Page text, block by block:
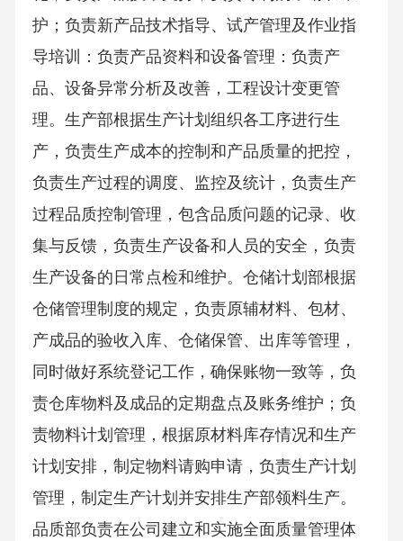
护；负责新产品技术指导、试产管理及作业指
导培训：负责产品资料和设备管理：负责产
品、设备异常分析及改善，工程设计变更管
理。生产部根据生产计划组织各工序进行生
产，负责生产成本的控制和产品质量的把控，
负责生产过程的调度、监控及统计，负责生产
过程品质控制管理，包含品质问题的记录、收
集与反馈，负责生产设备和人员的安全，负责
生产设备的日常点检和维护。仓储计划部根据
仓储管理制度的规定，负责原辅材料、包材、
产成品的验收入库、仓储保管、出库等管理，
同时做好系统登记工作，确保账物一致等，负
责仓库物料及成品的定期盘点及账务维护；负
责物料计划管理，根据原材料库存情况和生产
计划安排，制定物料请购申请，负责生产计划
管理，制定生产计划并安排生产部领料生产。
品质部负责在公司建立和实施全面质量管理体